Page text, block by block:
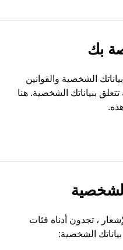
بك
الشخصية والقوانين
ببياناتك الشخصية. هنا
، تجدون أدناه فئات
الشخصية: